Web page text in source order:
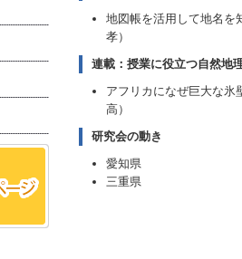
地図帳を活用して地名
孝）
連載：授業に役立つ自然地
アフリカになぜ巨大な
高）
研究会の動き
愛知県
三重県